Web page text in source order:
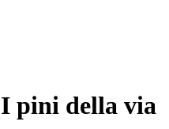
pini della via